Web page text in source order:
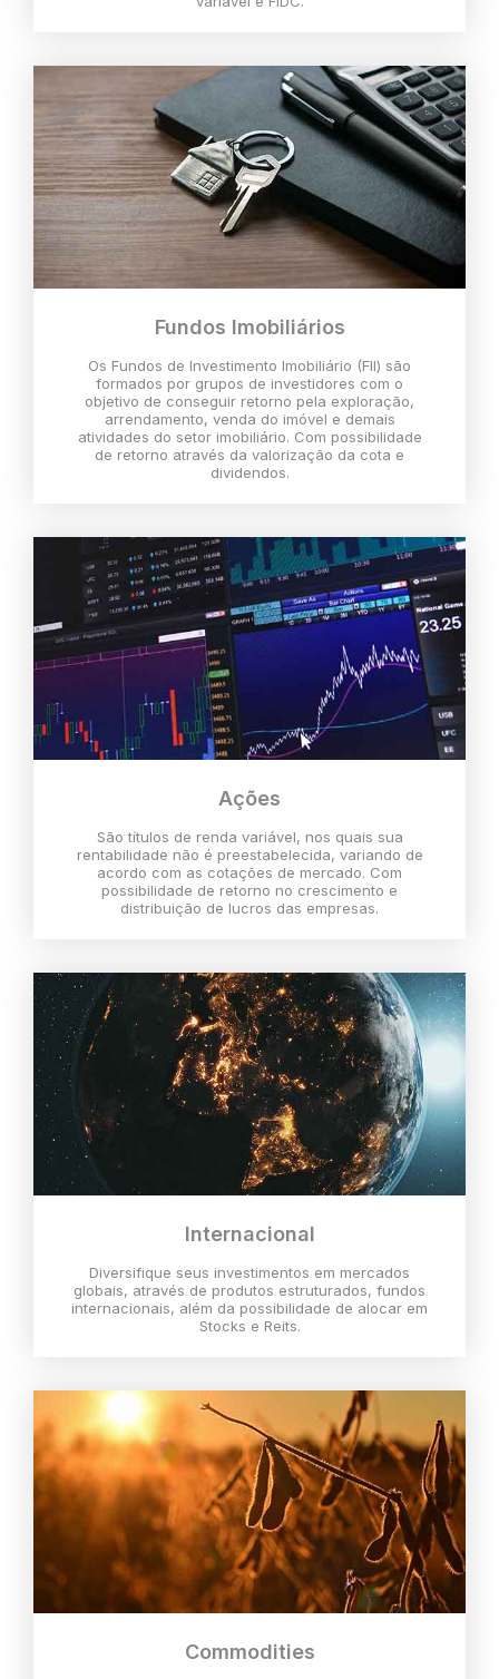
Fundos Imobiliários
Os Fundos de Investimento Imobiliário (FII) são
formados por grupos de investidores com o
objetivo de conseguir retorno pela exploração,
arrendamento, venda do imóvel e demais
atividades do setor imobiliário. Com possibilidade
de retorno através da valorização da cota e
dividendos.
Ações
São títulos de renda variável, nos quais sua
rentabilidade não é preestabelecida, variando de
acordo com as cotações de mercado. Com
possibilidade de retorno no crescimento e
distribuição de lucros das empresas.
Internacional
Diversifique seus investimentos em mercados
globais, através de produtos estruturados, fundos
internacionais, além da possibilidade de alocar em
Stocks e Reits.
Commodities